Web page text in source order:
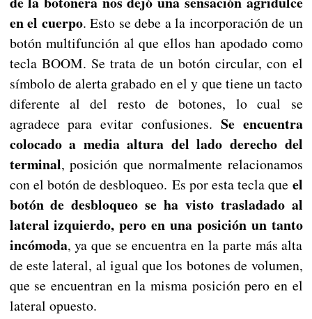
en el cuerpo. Esto se debe a la incorporación de un
botón multifunción al que ellos han apodado como
tecla BOOM. Se trata de un botón circular, con el
símbolo de alerta grabado en el y que tiene un tacto
diferente al del resto de botones, lo cual se
agradece para evitar confusiones. Se encuentra
colocado a media altura del lado derecho del
terminal, posición que normalmente relacionamos
con el botón de desbloqueo. Es por esta tecla que el
botón de desbloqueo se ha visto trasladado al
lateral izquierdo, pero en una posición un tanto
incómoda, ya que se encuentra en la parte más alta
de este lateral, al igual que los botones de volumen,
que se encuentran en la misma posición pero en el
lateral opuesto.